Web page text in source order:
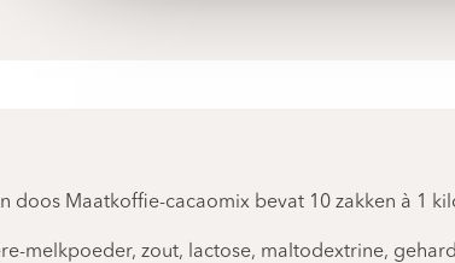
doos Maatkoffie-cacaomix bevat 10 zakken à 1
melkpoeder, zout, lactose, maltodextrine,